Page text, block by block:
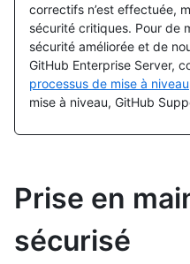
correctifs n’est effectuée,
sécurité critiques. Pour de
sécurité améliorée et de
GitHub Enterprise Server,
processus de mise à niveau
mise à niveau, GitHub
Prise en
sécurisé